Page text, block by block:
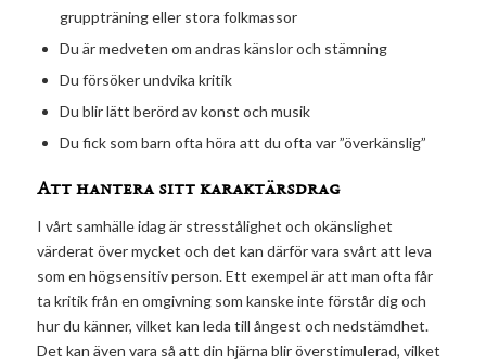
gruppträning eller stora folkmassor
Du är medveten om andras känslor och stämning
Du försöker undvika kritik
Du blir lätt berörd av konst och musik
Du fick som barn ofta höra att du ofta var ”överkänslig”
Att hantera sitt karaktärsdrag
I vårt samhälle idag är stresstålighet och okänslighet
värderat över mycket och det kan därför vara svårt att leva
som en högsensitiv person. Ett exempel är att man ofta får
ta kritik från en omgivning som kanske inte förstår dig och
hur du känner, vilket kan leda till ångest och nedstämdhet.
Det kan även vara så att din hjärna blir överstimulerad, vilket